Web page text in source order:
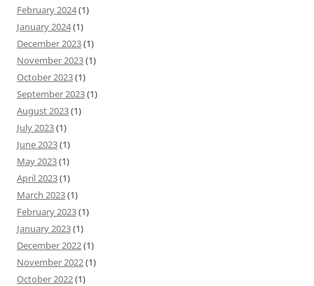
February 2024(1)
January 2024(1)
December 2023(1)
November 2023(1)
October 2023(1)
September 2023(1)
August 2023(1)
July 2023(1)
June 2023(1)
May 2023(1)
April 2023(1)
March 2023(1)
February 2023(1)
January 2023(1)
December 2022(1)
November 2022(1)
October 2022(1)